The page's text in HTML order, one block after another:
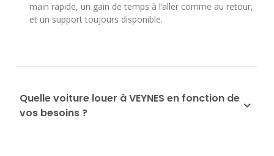
main rapide, un gain de temps à l’aller comme au retour,
et un support toujours disponible.
Quelle voiture louer à VEYNES en fonction de
vos besoins ?